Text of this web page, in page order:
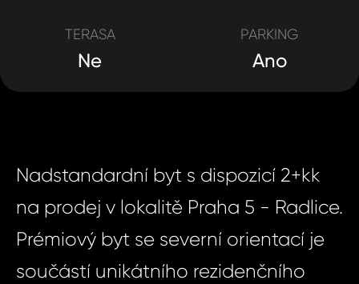
TERASA
Ne
PARKING
Ano
Nadstandardní byt s dispozicí 2+kk
na prodej v lokalitě Praha 5 - Radlice.
Prémiový byt se severní orientací je
součástí unikátního rezidenčního